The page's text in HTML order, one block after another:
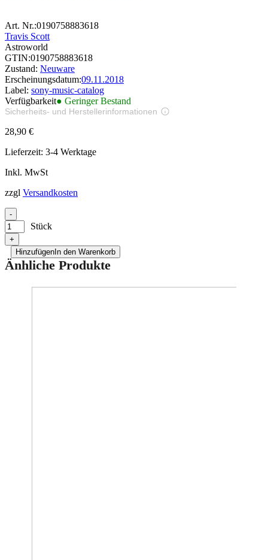
Art. Nr.:0190758883618
Travis Scott
Astroworld
GTIN:0190758883618
Zustand: Neuware
Erscheinungsdatum:09.11.2018
Label: sony-music-catalog
Verfügbarkeit● Geringer Bestand
Sicherheits- und Herstellerinformationen
28,90 €
Lieferzeit: 3-4 Werktage
Inkl. MwSt
zzgl Versandkosten
-
Stück
+
HinzufügenIn den Warenkorb
Änhliche Produkte